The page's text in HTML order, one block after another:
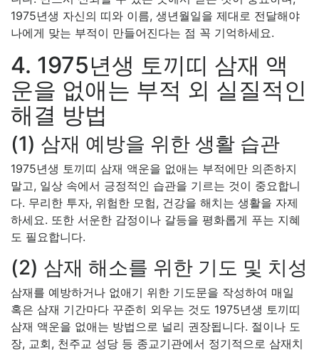
1975년생 자신의 띠와 이름, 생년월일을 제대로 전달해야
나에게 맞는 부적이 만들어진다는 점 꼭 기억하세요.
4. 1975년생 토끼띠 삼재 액
운을 없애는 부적 외 실질적인
해결 방법
(1) 삼재 예방을 위한 생활 습관
1975년생 토끼띠 삼재 액운을 없애는 부적에만 의존하지
말고, 일상 속에서 긍정적인 습관을 기르는 것이 중요합니
다. 무리한 투자, 위험한 모험, 건강을 해치는 생활을 자제
하세요. 또한 서운한 감정이나 갈등을 평화롭게 푸는 지혜
도 필요합니다.
(2) 삼재 해소를 위한 기도 및 치성
삼재를 예방하거나 없애기 위한 기도문을 작성하여 매일
혹은 삼재 기간마다 꾸준히 외우는 것도 1975년생 토끼띠
삼재 액운을 없애는 방법으로 널리 권장됩니다. 절이나 도
장, 교회, 천주교 성당 등 종교기관에서 정기적으로 삼재치